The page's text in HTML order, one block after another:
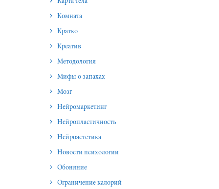
Комната
Кратко
Креатив
Методология
Мифы о запахах
Мозг
Нейромаркетинг
Нейропластичность
Нейроэстетика
Новости психологии
Обоняние
Ограничение калорий